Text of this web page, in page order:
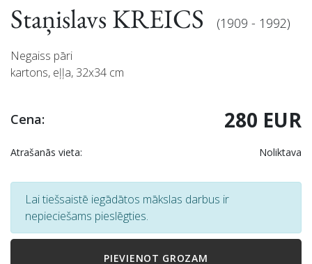
Staņislavs KREICS (1909 - 1992)
Negaiss pāri
kartons, eļļa, 32x34 cm
Cena: 280 EUR
Atrašanās vieta: Noliktava
Lai tiešsaistē iegādātos mākslas darbus ir
nepieciešams pieslēgties.
PIEVIENOT GROZAM